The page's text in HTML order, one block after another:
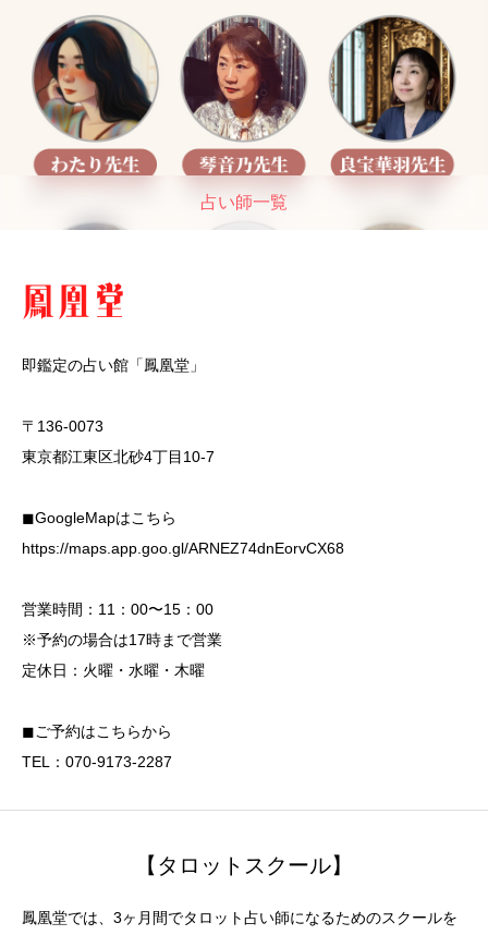
占い師一覧
即鑑定の占い館「鳳凰堂」
〒136-0073
東京都江東区北砂4丁目10-7
◼︎GoogleMapはこちら
https://maps.app.goo.gl/ARNEZ74dnEorvCX68
営業時間：11：00〜15：00
※予約の場合は17時まで営業
定休日：火曜・水曜・木曜
◼︎ご予約はこちらから
TEL：070-9173-2287
【タロットスクール】
鳳凰堂では、3ヶ月間でタロット占い師になるためのスクールを